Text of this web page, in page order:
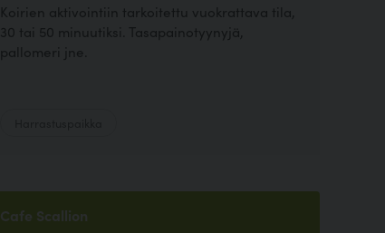
Koirien aktivointiin tarkoitettu vuokrattava tila,
30 tai 50 minuutiksi. Tasapainotyynyjä,
pallomeri jne.
Cafe Scallion